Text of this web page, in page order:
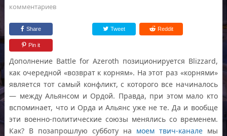
комментариев
Share Tweet Reddit
Pin it
Дополнение Battle for Azeroth позиционируется Blizzard,
как очередной «возврат к корням». На этот раз «корнями»
является тот самый конфликт, с которого все начиналось
— между Альянсом и Ордой. Правда, при этом мало кто
вспоминает, что и Орда и Альянс уже не те. Да и вообще
эти военно-политические союзы менялись со временем.
Как? В позапрошлую субботу на моем твич-каналемы